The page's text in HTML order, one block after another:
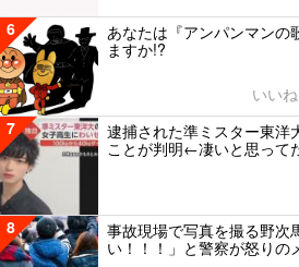
6
あなたは『アンパンマンの
ますか!?
いい
7
逮捕された準ミスター東洋
ことが判明←凄いと思って
8
事故現場で写真を撮る野次
い！！！」と警察が怒りの